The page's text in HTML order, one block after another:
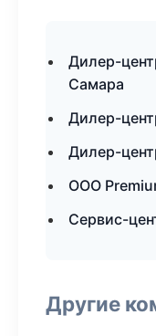
Дилер-
Самара
Дилер-
Дилер-
ООО
Сервис-
Другие